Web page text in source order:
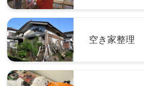
空き家整理